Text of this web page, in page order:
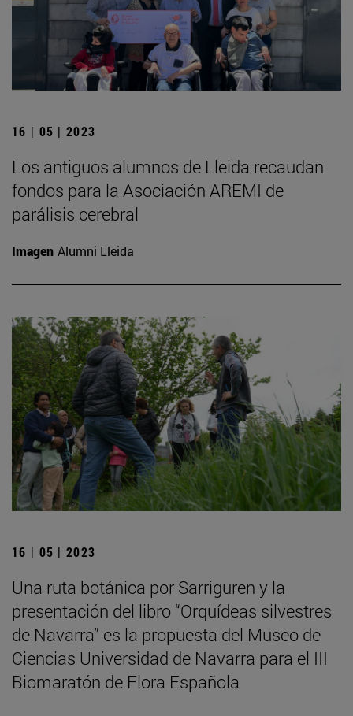
16 | 05 | 2023
Los antiguos alumnos de Lleida recaudan
fondos para la Asociación AREMI de
parálisis cerebral
Imagen Alumni Lleida
16 | 05 | 2023
Una ruta botánica por Sarriguren y la
presentación del libro “Orquídeas silvestres
de Navarra” es la propuesta del Museo de
Ciencias Universidad de Navarra para el III
Biomaratón de Flora Española